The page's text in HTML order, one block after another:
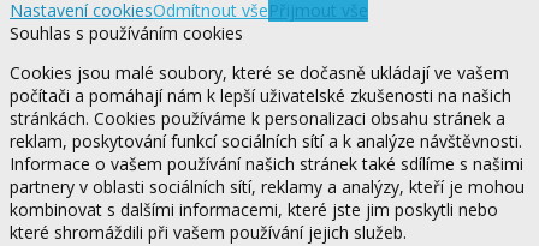
Nastavení cookiesOdmítnout všePřijmout vše
Souhlas s používáním cookies
Cookies jsou malé soubory, které se dočasně ukládají ve vašem
počítači a pomáhají nám k lepší uživatelské zkušenosti na našich
stránkách. Cookies používáme k personalizaci obsahu stránek a
reklam, poskytování funkcí sociálních sítí a k analýze návštěvnosti.
Informace o vašem používání našich stránek také sdílíme s našimi
partnery v oblasti sociálních sítí, reklamy a analýzy, kteří je mohou
kombinovat s dalšími informacemi, které jste jim poskytli nebo
které shromáždili při vašem používání jejich služeb.